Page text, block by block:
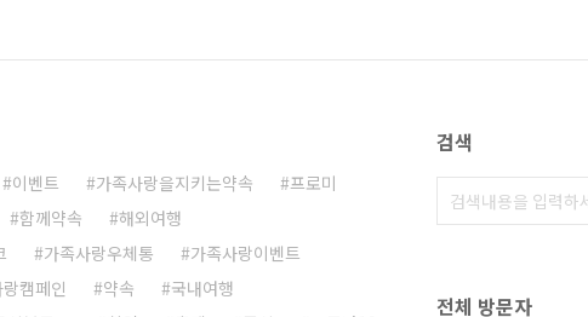
이벤트 가족사랑을지키는약속
프로미
함께약속
해외여행
가족사랑우체통
가족사랑이벤트
캠페인 약속
국내여행
검색
전체 방문자